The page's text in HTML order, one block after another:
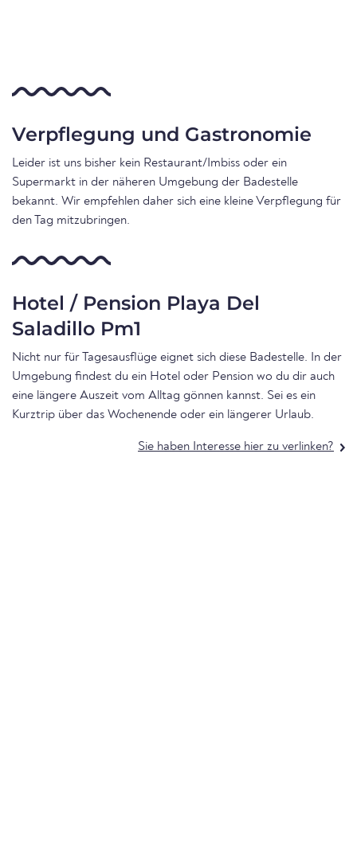
Verpflegung und Gastronomie
Leider ist uns bisher kein Restaurant/Imbiss oder ein
Supermarkt in der näheren Umgebung der Badestelle
bekannt. Wir empfehlen daher sich eine kleine Verpflegung für
den Tag mitzubringen.
Hotel / Pension Playa Del
Saladillo Pm1
Nicht nur für Tagesausflüge eignet sich diese Badestelle. In der
Umgebung findest du ein Hotel oder Pension wo du dir auch
eine längere Auszeit vom Alltag gönnen kannst. Sei es ein
Kurztrip über das Wochenende oder ein längerer Urlaub.
Sie haben Interesse hier zu verlinken?